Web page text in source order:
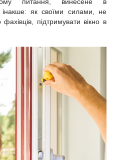
інакше: як своїми силами, не
підтримувати вікно в